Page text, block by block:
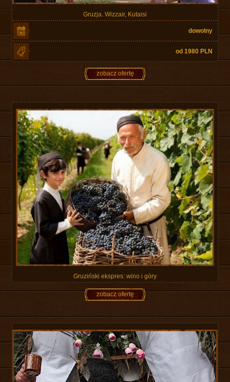
Gruzja. Wizzair, Kutaisi
dowolny
od 1980 PLN
zobacz ofertę
Gruziński ekspres: wino i góry
zobacz ofertę